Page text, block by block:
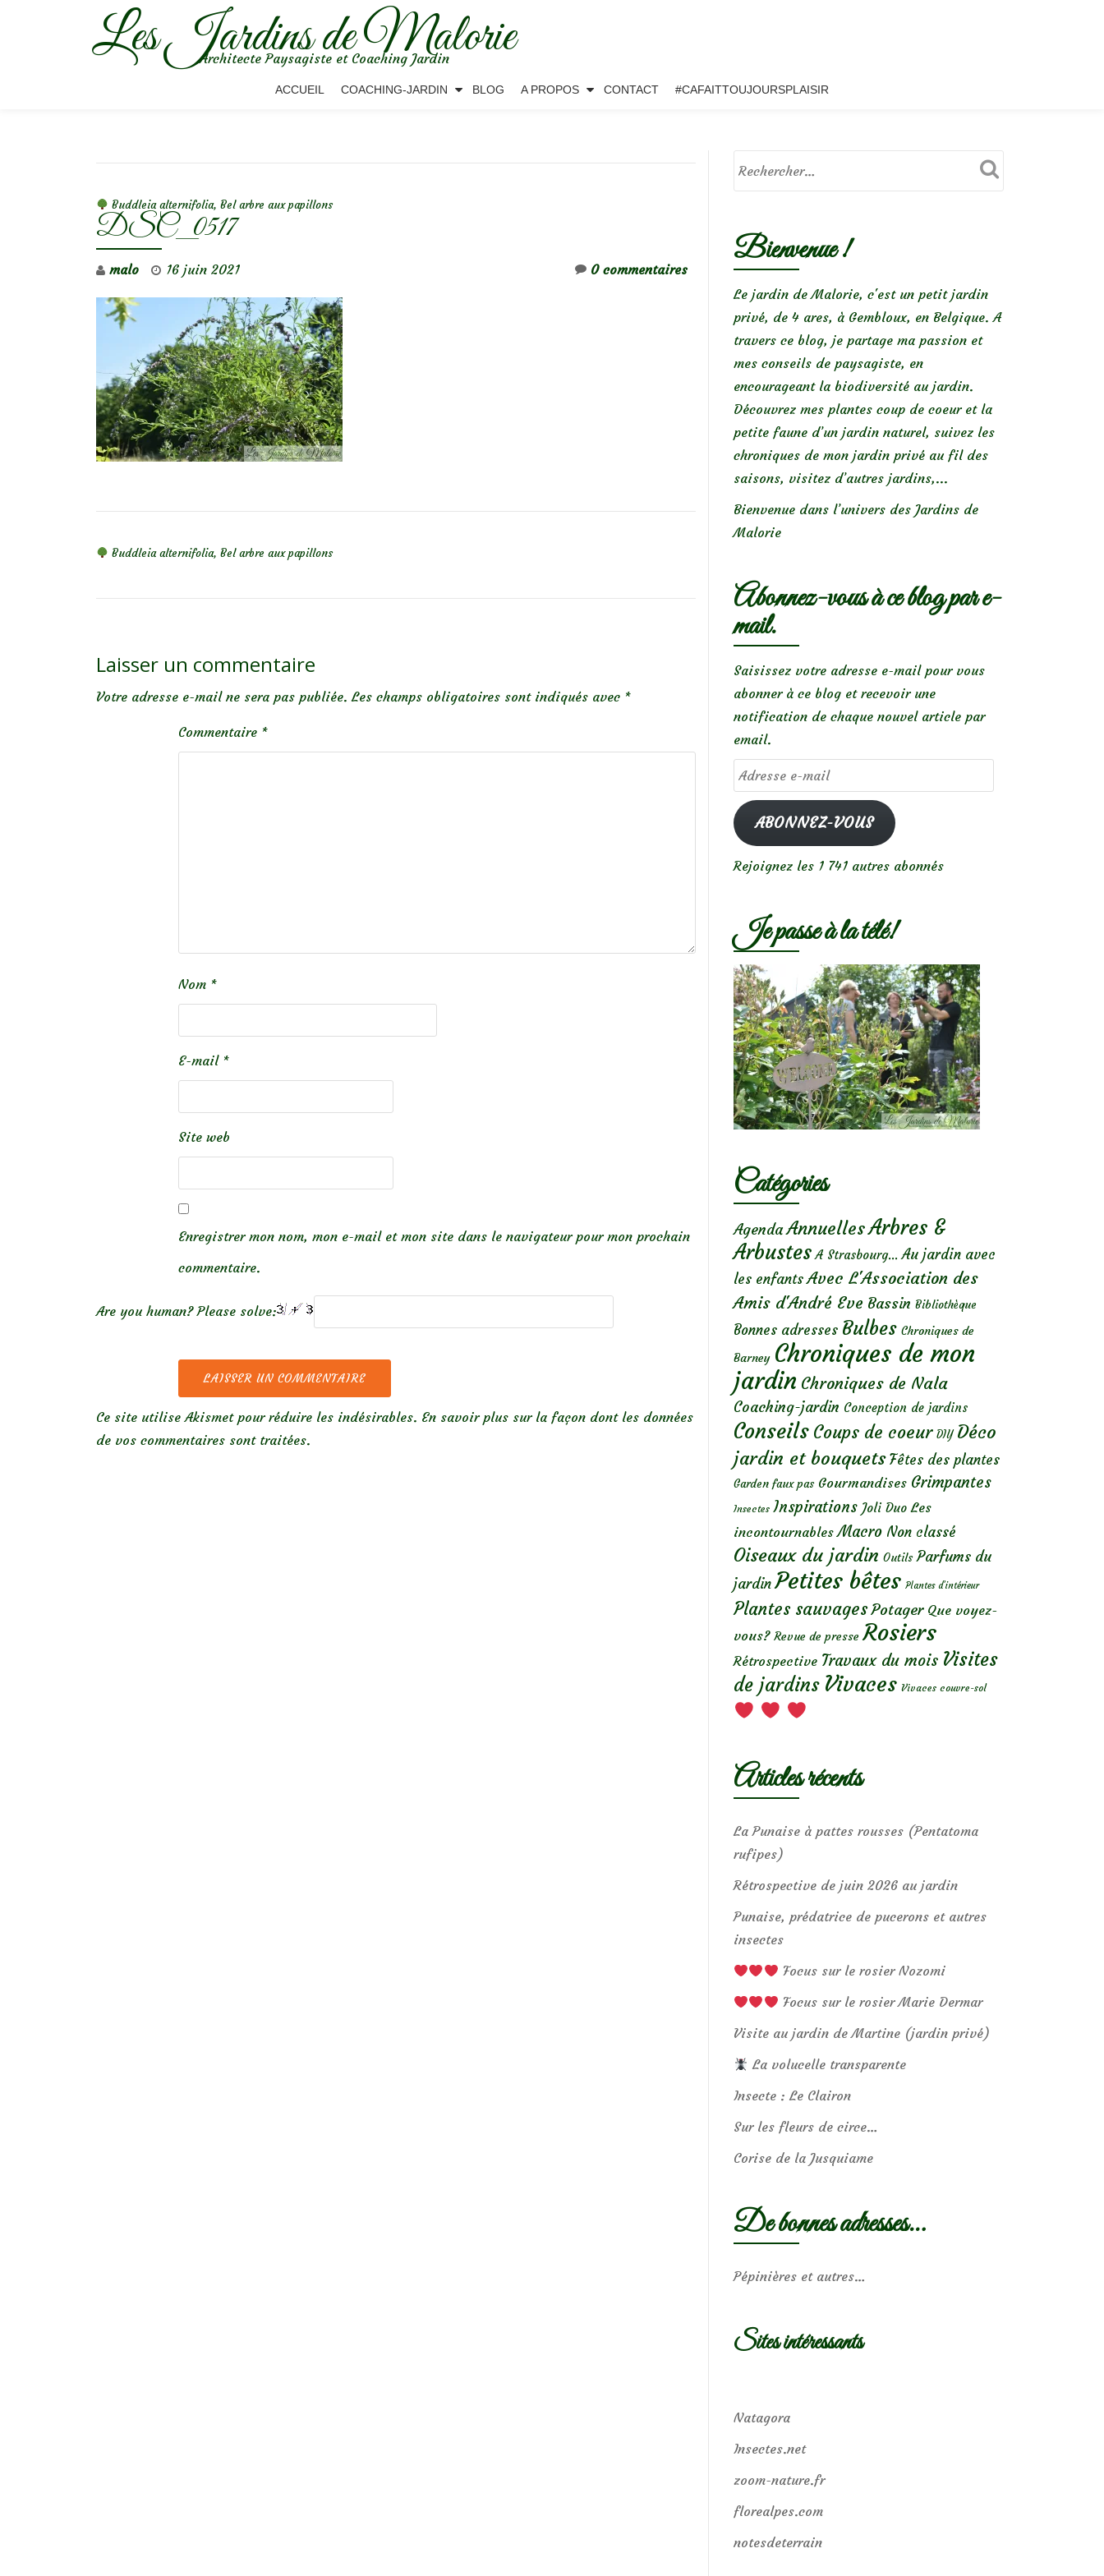
Les Jardins de Malorie
Architecte Paysagiste et Coaching Jardin
ACCUEIL COACHING-JARDIN BLOG A PROPOS CONTACT #CAFAITTOUJOURSPLAISIR
Buddleia alternifolia, Bel arbre aux papillons
DSC_0517
malo 16 juin 2021 0 commentaires
Buddleia alternifolia, Bel arbre aux papillons
Laisser un commentaire
Votre adresse e-mail ne sera pas publiée. Les champs obligatoires sont indiqués avec *
Commentaire *
Nom *
E-mail *
Site web
Enregistrer mon nom, mon e-mail et mon site dans le navigateur pour mon prochain
commentaire.
Are you human? Please solve:
Ce site utilise Akismet pour réduire les indésirables. En savoir plus sur la façon dont les données
de vos commentaires sont traitées.
Bienvenue !
Le jardin de Malorie, c'est un petit jardin
privé, de 4 ares, à Gembloux, en Belgique. A
travers ce blog, je partage ma passion et
mes conseils de paysagiste, en
encourageant la biodiversité au jardin.
Découvrez mes plantes coup de coeur et la
petite faune d’un jardin naturel, suivez les
chroniques de mon jardin privé au fil des
saisons, visitez d’autres jardins,...
Bienvenue dans l’univers des Jardins de
Malorie
Abonnez-vous à ce blog par e-
mail.
Saisissez votre adresse e-mail pour vous
abonner à ce blog et recevoir une
notification de chaque nouvel article par
email.
Adresse
e-
mailABONNEZ-VOUS
Rejoignez les 1 741 autres abonnés
Je passe à la télé!
Catégories
Agenda AnnuellesArbres &
Arbustes A Strasbourg... Au jardin avec
les enfants Avec L'Association des
Amis d'André Eve Bassin Bibliothèque
Bonnes adresses Bulbes Chroniques de
Barney Chroniques de mon
jardin Chroniques de Nala
Coaching-jardin Conception de jardins
Conseils Coups de coeur DIY Déco
jardin et bouquets Fêtes des plantes
Garden faux pas Gourmandises Grimpantes
Insectes Inspirations Joli Duo Les
incontournables Macro Non classé
Oiseaux du jardin Outils Parfums du
jardin Petites bêtes Plantes d’intérieur
Plantes sauvages Potager Que voyez-
vous? Revue de presse Rosiers
Rétrospective Travaux du mois Visites
de jardins Vivaces Vivaces couvre-sol
Articles récents
La Punaise à pattes rousses (Pentatoma
rufipes)
Rétrospective de juin 2026 au jardin
Punaise, prédatrice de pucerons et autres
insectes
Focus sur le rosier Nozomi
Focus sur le rosier Marie Dermar
Visite au jardin de Martine (jardin privé)
La volucelle transparente
Insecte : Le Clairon
Sur les fleurs de circe…
Corise de la Jusquiame
De bonnes adresses…
Pépinières et autres…
Sites intéressants
Natagora
Insectes.net
zoom-nature.fr
florealpes.com
notesdeterrain